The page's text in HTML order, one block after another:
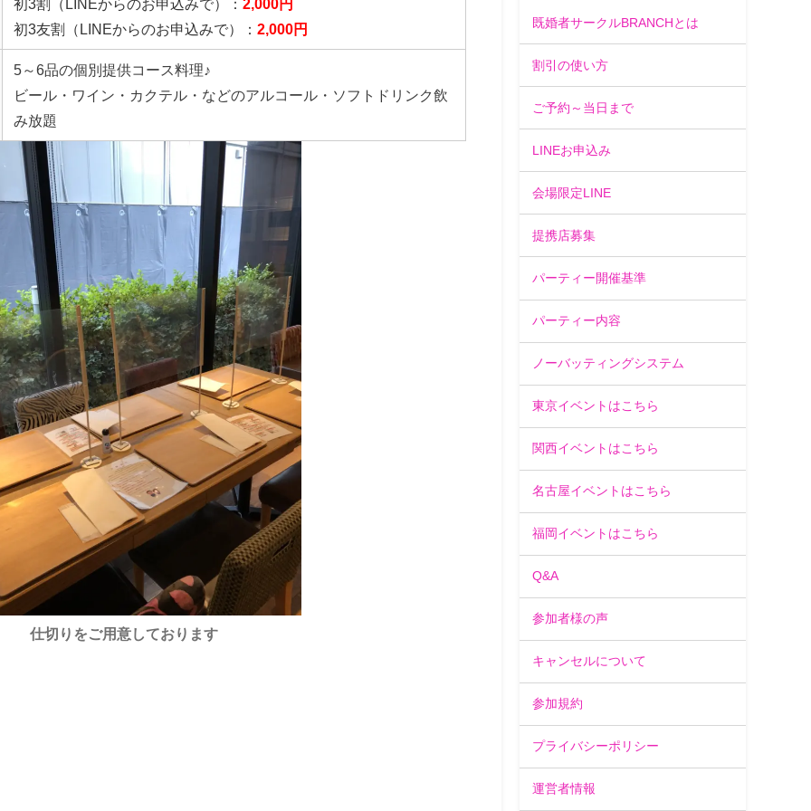
初3割 （LINEからのお申込みで） ： 2,000円
初3友割
（LINEからのお申込みで） ： 2,000円
5～6品の個別提供コース料理♪
ビール・ワイン・カクテル・などのアルコール・ソフトドリンク飲
み放題
仕切りをご用意しております
既婚者サークルBRANCHとは
割引の使い方
ご予約～当日まで
LINEお申込み
会場限定LINE
提携店募集
パーティー開催基準
パーティー内容
ノーバッティングシステム
東京イベントはこちら
関西イベントはこちら
名古屋イベントはこちら
福岡イベントはこちら
Q&A
参加者様の声
キャンセルについて
参加規約
プライバシーポリシー
運営者情報